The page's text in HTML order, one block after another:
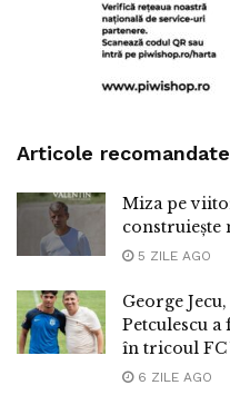
Articole recomandate
Miza pe
construiește
5 ZILE AGO
George
Petculescu
în tricoul
6 ZILE AGO